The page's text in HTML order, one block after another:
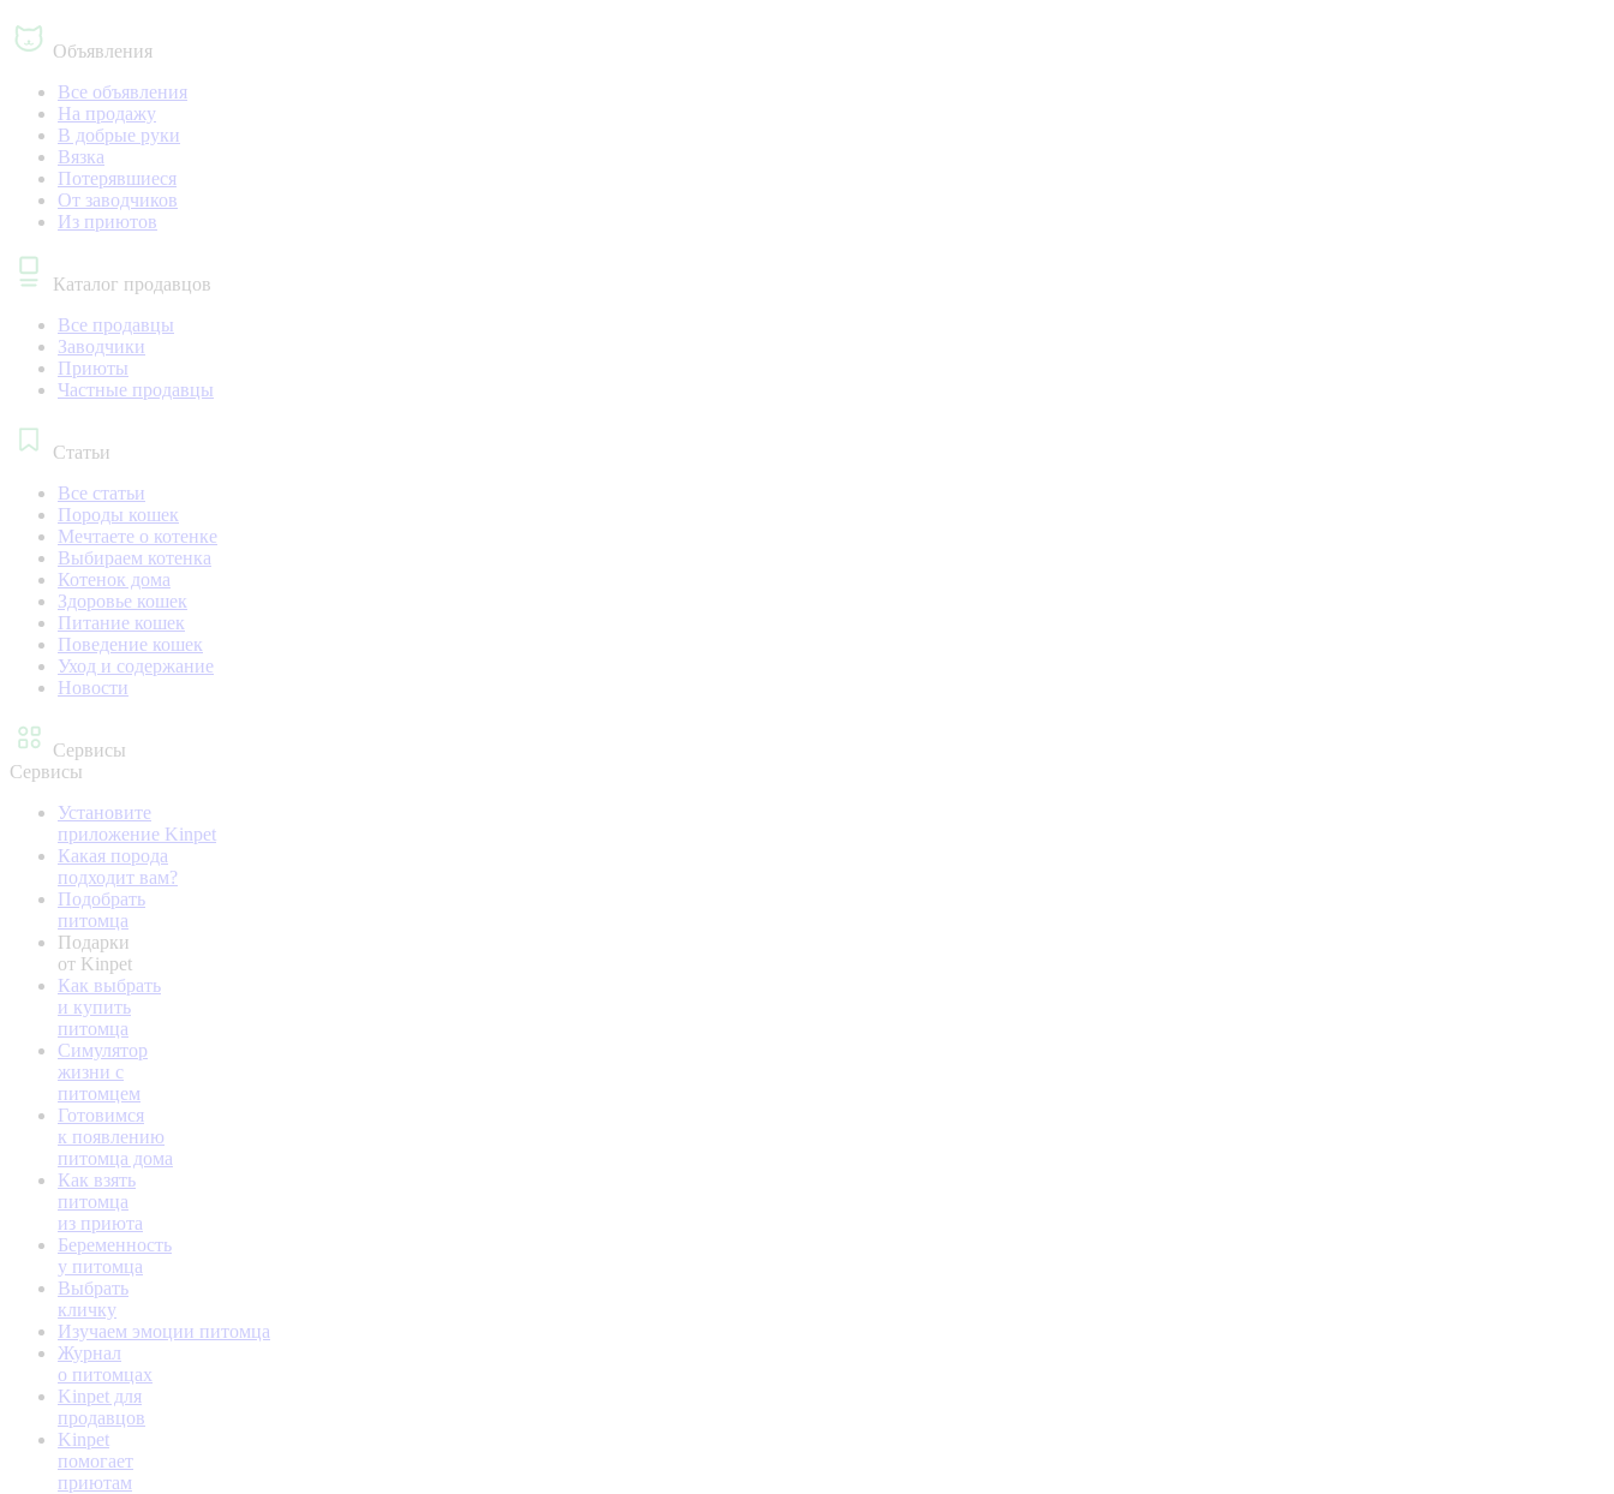
Объявления
Все объявления
На продажу
В добрые руки
Вязка
Потерявшиеся
От заводчиков
Из приютов
Каталог продавцов
Все продавцы
Заводчики
Приюты
Частные продавцы
Статьи
Все статьи
Породы кошек
Мечтаете о котенке
Выбираем котенка
Котенок дома
Здоровье кошек
Питание кошек
Поведение кошек
Уход и содержание
Новости
Сервисы
Сервисы
Установите
приложение Kinpet
Какая порода
подходит вам?
Подобрать
питомца
Подарки
от Kinpet
Как выбрать
и купить
питомца
Симулятор
жизни с
питомцем
Готовимся
к появлению
питомца дома
Как взять
питомца
из приюта
Беременность
у питомца
Выбрать
кличку
Изучаем эмоции питомца
Журнал
о питомцах
Kinpet для
продавцов
Kinpet
помогает
приютам